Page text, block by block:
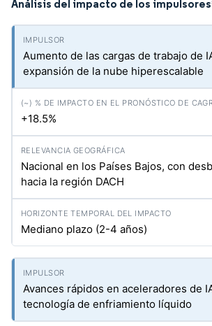
Análisis del impacto de los impulsores
Aumento de las cargas de trabajo de
expansión de la nube hiperescalable
+18.5%
Nacional en los Países Bajos, con
hacia la región DACH
Mediano plazo (2-4 años)
Avances rápidos en aceleradores de
tecnología de enfriamiento líquido